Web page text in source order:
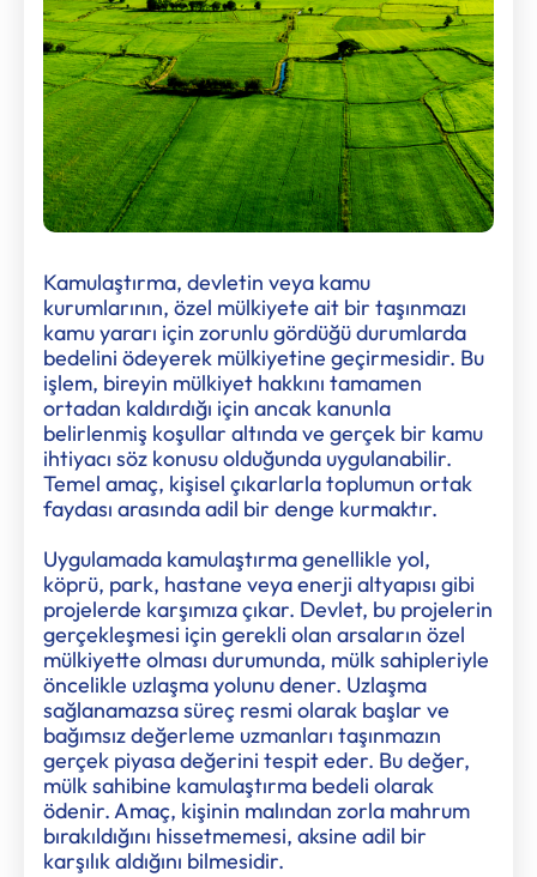
Kamulaştırma, devletin veya kamu
kurumlarının, özel mülkiyete ait bir taşınmazı
kamu yararı için zorunlu gördüğü durumlarda
bedelini ödeyerek mülkiyetine geçirmesidir. Bu
işlem, bireyin mülkiyet hakkını tamamen
ortadan kaldırdığı için ancak kanunla
belirlenmiş koşullar altında ve gerçek bir kamu
ihtiyacı söz konusu olduğunda uygulanabilir.
Temel amaç, kişisel çıkarlarla toplumun ortak
faydası arasında adil bir denge kurmaktır.
Uygulamada kamulaştırma genellikle yol,
köprü, park, hastane veya enerji altyapısı gibi
projelerde karşımıza çıkar. Devlet, bu projelerin
gerçekleşmesi için gerekli olan arsaların özel
mülkiyette olması durumunda, mülk sahipleriyle
öncelikle uzlaşma yolunu dener. Uzlaşma
sağlanamazsa süreç resmi olarak başlar ve
bağımsız değerleme uzmanları taşınmazın
gerçek piyasa değerini tespit eder. Bu değer,
mülk sahibine kamulaştırma bedeli olarak
ödenir. Amaç, kişinin malından zorla mahrum
bırakıldığını hissetmemesi, aksine adil bir
karşılık aldığını bilmesidir.